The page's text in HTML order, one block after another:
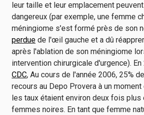
leur taille et leur emplacement
dangereux (par exemple, une femme
méningiome s'est formé près de son
perdue de l'œil gauche et a dû
après l'ablation de son méningiome
intervention chirurgicale d'urgence).
CDC, Au cours de l'année 2006, 25%
recours au Depo Provera à un moment
les taux étaient environ deux fois
femmes noires. En tant que femme